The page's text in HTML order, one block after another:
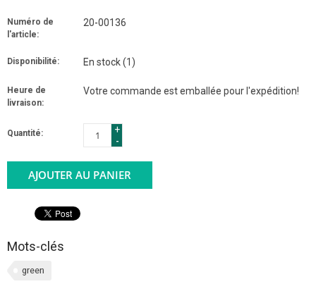
Numéro de
l'article:
20-00136
Disponibilité: En stock(1)
Heure de
livraison:
Votre commande est emballée pour l'expédition!
Quantité:
+
-
AJOUTER AU PANIER
Mots-clés
green